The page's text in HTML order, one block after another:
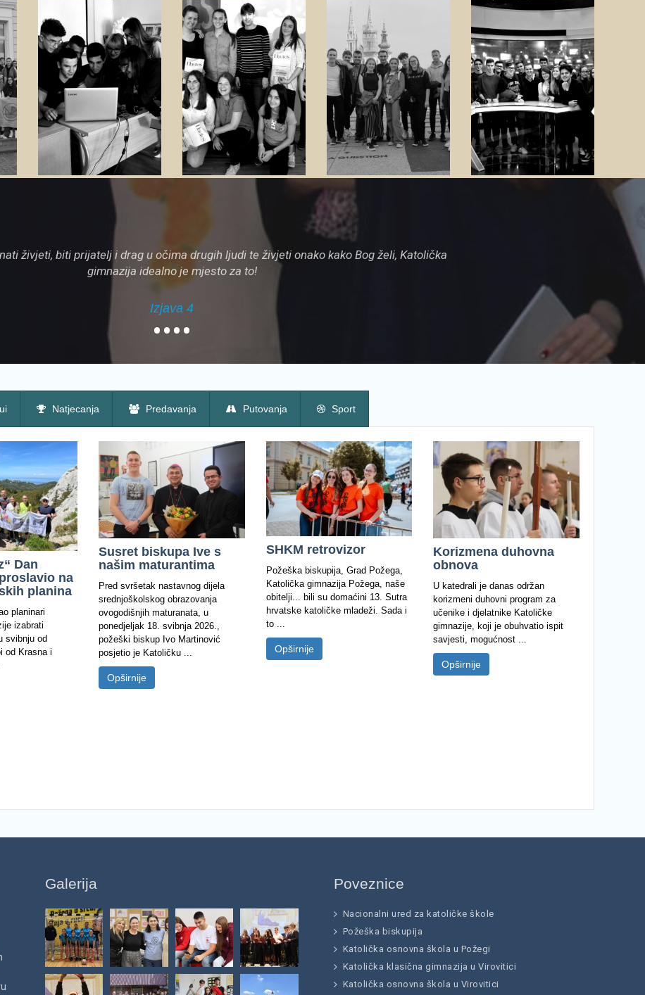
KRUG
Novinarska
družina
Zanima
me
Školski
glazbeni
sastav
Zanima
me
TV sekcija
Zanima
me
••••
živjeti, biti prijatelj i drag u očima drugih ljudi te živjeti onako kako Bog želi, Katolička
gimnazija idealno je mjesto za to!
Izjava 4
Natjecanja Predavanja Putovanja Sport
Dan
na
planina
planinari
izabrati
svibnju od
od Krasna i
Susret biskupa Ive s
našim maturantima
Pred svršetak nastavnog dijela
srednjoškolskog obrazovanja
ovogodišnjih maturanata, u
ponedjeljak 18. svibnja 2026.,
požeški biskup Ivo Martinović
posjetio je Katoličku ...
Opširnije
SHKM retrovizor
Požeška biskupija, Grad Požega,
Katolička gimnazija Požega, naše
obitelji... bili su domaćini 13. Sutra
hrvatske katoličke mladeži. Sada i
to ...
Opširnije
Korizmena duhovna
obnova
U katedrali je danas održan
korizmeni duhovni program za
učenike i djelatnike Katoličke
gimnazije, koji je obuhvatio ispit
savjesti, mogućnost ...
Opširnije
Galerija Poveznice
Nacionalni ured za katoličke škole
Požeška biskupija
Katolička osnovna škola u Požegi
Katolička klasična gimnazija u Virovitici
Katolička osnovna škola u Virovitici